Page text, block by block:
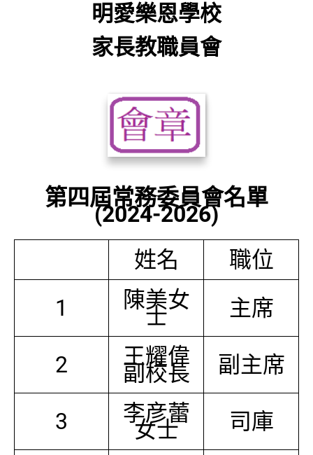
明愛樂恩學校
家長教職員會
第四屆常務委員會名單
(2024-2026)
姓名
職位
1
陳美女
士 主席
2 王耀偉
副校長 副主席
3 李彦蕾
女士 司庫